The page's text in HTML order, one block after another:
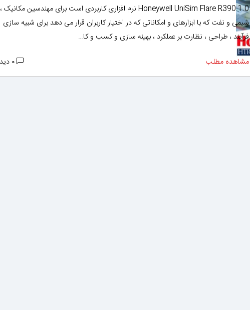
Honeywell UniSim Flare R390.1.0 نرم افزاری کاربردی است برای مهندسین مکانیک ،
شیمی و نفت که با ابزارهای و امکاناتی که در اختیار کاربران قرار می دهد برای شبیه سازی
فرآیند ، طراحی ، نظارت بر عملکرد ، بهینه سازی و کسب و کا…
مشاهده مطلب